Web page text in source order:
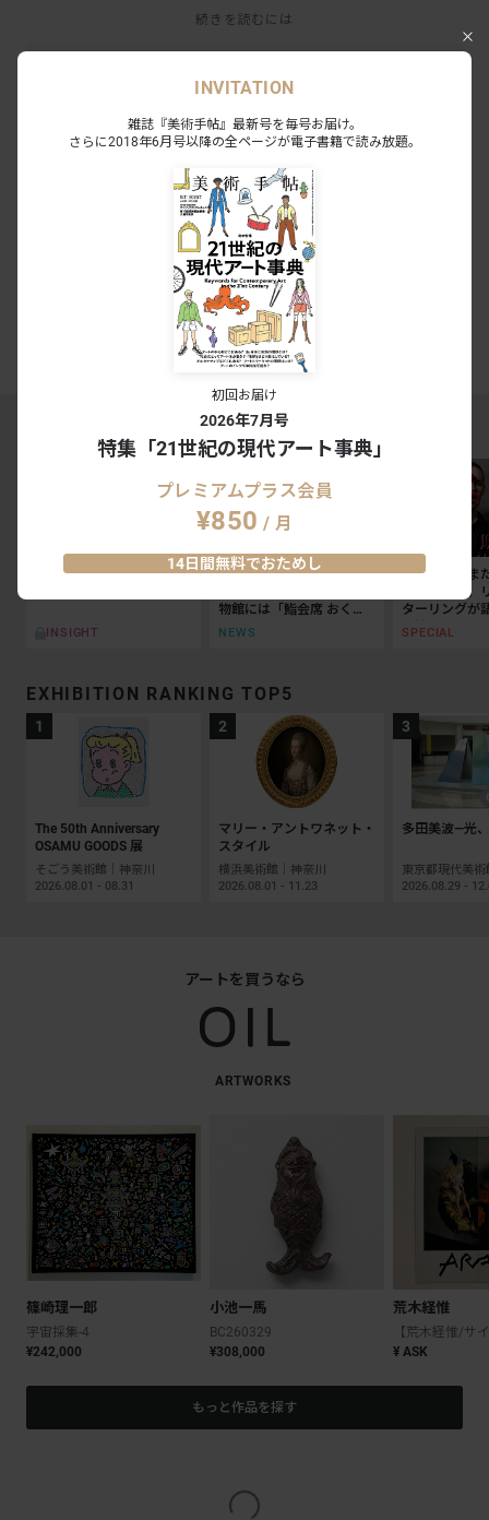
続きを読むには
プレミアム会員限定記事が読み放題
内覧会・試写会・アートイベントにご招待
月額¥300で読み放題
今すぐ登録する
有料会員の方はこちら
美術手帖PREMIUMとは
MAGAZINE RANKING TOP5
夏休みに見たい展覧会ベス
INSIGHT
東京国立博物館のレストラ
物館には「鮨会席 おく
乃」がオープン
NEWS
「私たちはま
中にいる」。
ターリングが
抵抗の50年
SPECIAL
EXHIBITION RANKING TOP5
The 50th Anniversary
OSAMU GOODS 展
そごう美術館｜神奈川
2026.08.01 - 08.31
マリー・アントワネット・
スタイル
横浜美術館｜神奈川
2026.08.01 - 11.23
多田美波―光
2026.08.29 -
アートを買うなら
ARTWORKS
篠崎理一郎
宇宙採集-4
¥242,000
小池一馬
BC260329
¥308,000
荒木経惟
¥ ASK
もっと作品を探す
INVITATION
雑誌『美術手帖』最新号を毎号お届け。
さらに2018年6月号以降の全ページが電子書籍で読み放題。
初回お届け
2026年7月号
特集「21世紀の現代アート事典」
プレミアムプラス会員
¥850 / 月
14日間無料でおためし